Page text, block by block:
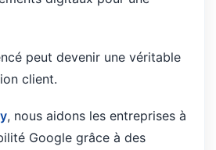
peut devenir une véritable
client.
, nous aidons les entreprises à
Google grâce à des